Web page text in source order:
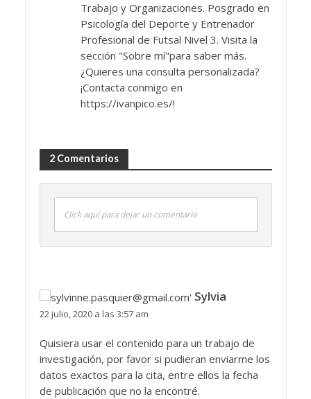
Trabajo y Organizaciones. Posgrado en
Psicología del Deporte y Entrenador
Profesional de Futsal Nivel 3. Visita la
sección "Sobre mí"para saber más.
¿Quieres una consulta personalizada?
¡Contacta conmigo en
https://ivanpico.es/!
2 Comentarios
Click aquí para dejar un comentario
Sylvia
22 julio, 2020 a las 3:57 am
Quisiera usar el contenido para un trabajo de
investigación, por favor si pudieran enviarme los
datos exactos para la cita, entre ellos la fecha
de publicación que no la encontré.